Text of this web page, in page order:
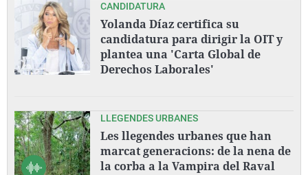
CANDIDATURA
Yolanda Díaz certifica su
candidatura para dirigir la OIT y
plantea una 'Carta Global de
Derechos Laborales'
LLEGENDES URBANES
Les llegendes urbanes que han
marcat generacions: de la nena de
la corba a la Vampira del Raval